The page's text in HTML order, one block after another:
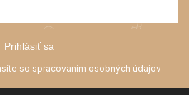
Prihlásiť sa